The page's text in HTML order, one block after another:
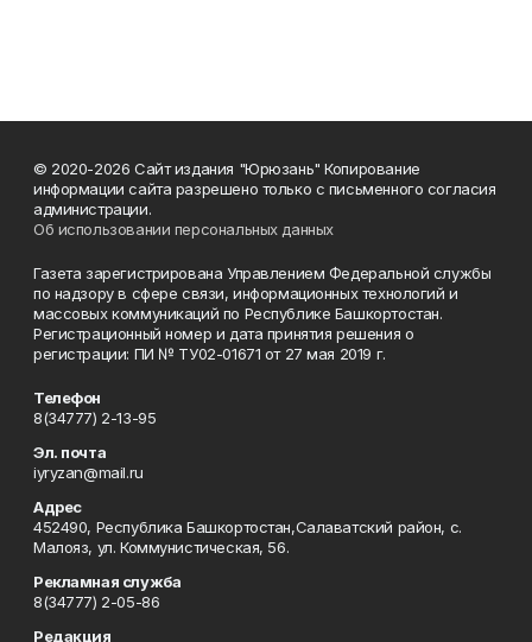
© 2020-2026 Сайт издания "Юрюзань" Копирование
информации сайта разрешено только с письменного согласия
администрации.
Об использовании персональных данных
Газета зарегистрирована Управлением Федеральной службы
по надзору в сфере связи, информационных технологий и
массовых коммуникаций по Республике Башкортостан.
Регистрационный номер и дата принятия решения о
регистрации: ПИ № ТУ02-01671 от 27 мая 2019 г.
Телефон
8(34777) 2-13-95
Эл. почта
iyryzan@mail.ru
Адрес
452490, Республика Башкортостан,Салаватский район, с.
Малояз, ул. Коммунистическая, 56.
Рекламная служба
8(34777) 2-05-86
Редакция